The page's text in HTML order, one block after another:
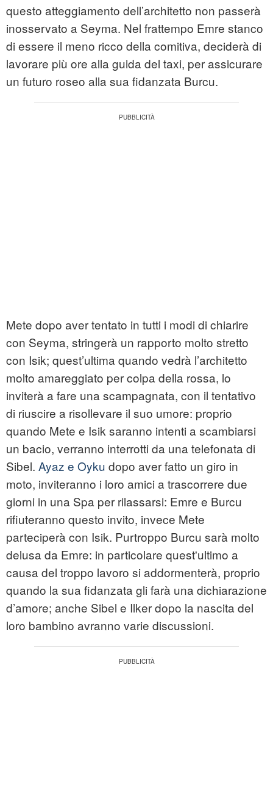
questo atteggiamento dell’architetto non passerà
inosservato a Seyma. Nel frattempo Emre stanco
di essere il meno ricco della comitiva, deciderà di
lavorare più ore alla guida del taxi, per assicurare
un futuro roseo alla sua fidanzata Burcu.
Mete dopo aver tentato in tutti i modi di chiarire
con Seyma, stringerà un rapporto molto stretto
con Isik; quest’ultima quando vedrà l’architetto
molto amareggiato per colpa della rossa, lo
inviterà a fare una scampagnata, con il tentativo
di riuscire a risollevare il suo umore: proprio
quando Mete e Isik saranno intenti a scambiarsi
un bacio, verranno interrotti da una telefonata di
Sibel. Ayaz e Oyku dopo aver fatto un giro in
moto, inviteranno i loro amici a trascorrere due
giorni in una Spa per rilassarsi: Emre e Burcu
rifiuteranno questo invito, invece Mete
parteciperà con Isik. Purtroppo Burcu sarà molto
delusa da Emre: in particolare quest'ultimo a
causa del troppo lavoro si addormenterà, proprio
quando la sua fidanzata gli farà una dichiarazione
d’amore; anche Sibel e Ilker dopo la nascita del
loro bambino avranno varie discussioni.